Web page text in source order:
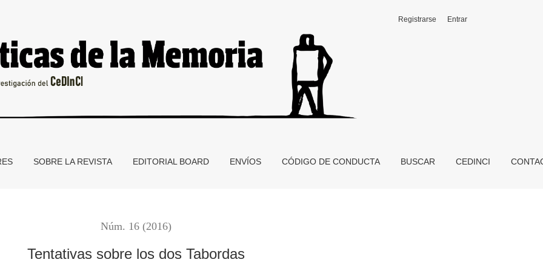
SOBRE LA REVISTA EDITORIAL BOARD ENVÍOS CÓDIGO DE CONDUCTA BUSCAR CEDINCI
Registrarse Entrar
Núm. 16 (2016)
Tentativas sobre los dos Tabordas